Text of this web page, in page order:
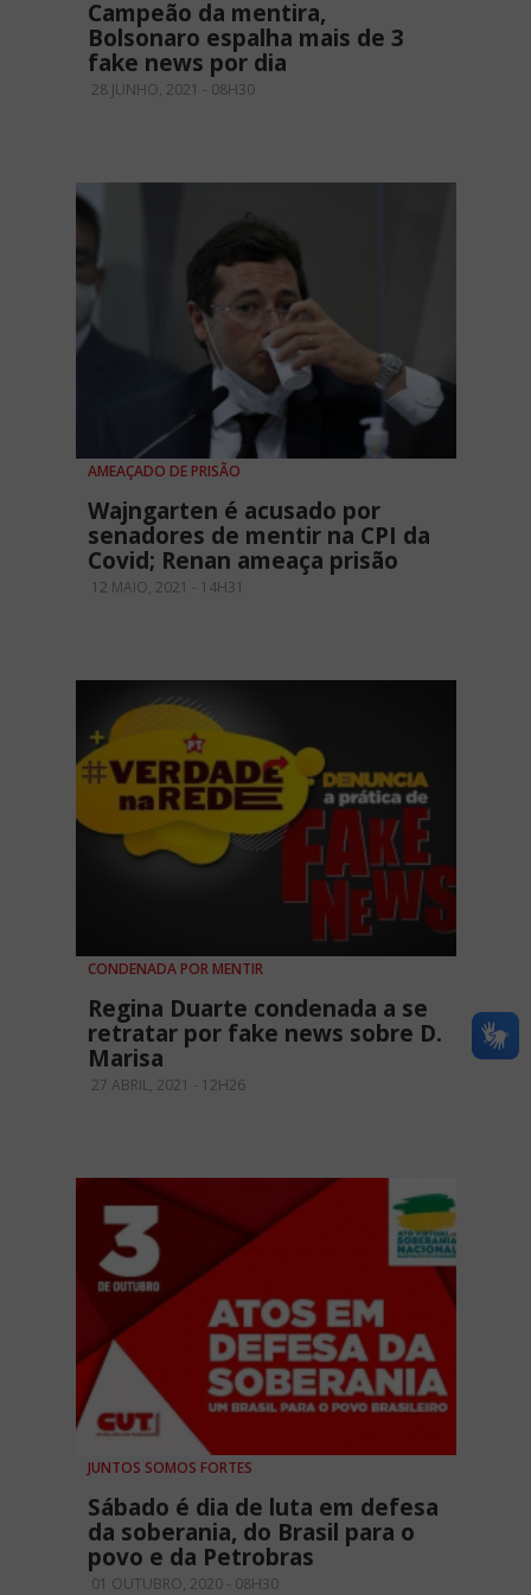
Campeão da mentira,
Bolsonaro espalha mais de 3
fake news por dia
28 JUNHO, 2021 - 08H30
AMEAÇADO DE PRISÃO
Wajngarten é acusado por
senadores de mentir na CPI da
Covid; Renan ameaça prisão
12 MAIO, 2021 - 14H31
CONDENADA POR MENTIR
Regina Duarte condenada a se
retratar por fake news sobre D.
Marisa
27 ABRIL, 2021 - 12H26
JUNTOS SOMOS FORTES
Sábado é dia de luta em defesa
da soberania, do Brasil para o
povo e da Petrobras
01 OUTUBRO, 2020 - 08H30